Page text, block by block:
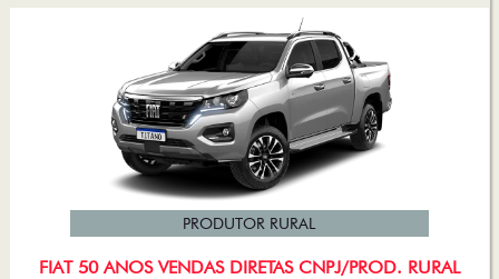
FIAT 50 ANOS VENDAS DIRETAS CNPJ/PROD. RURAL
PRODUTOR RURAL